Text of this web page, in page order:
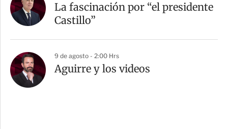
La fascinación por “el presidente
Castillo”
9 de agosto - 2:00 Hrs
Aguirre y los videos